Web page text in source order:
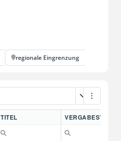
regionale Eingrenzung
TITEL VERGABESTELLE